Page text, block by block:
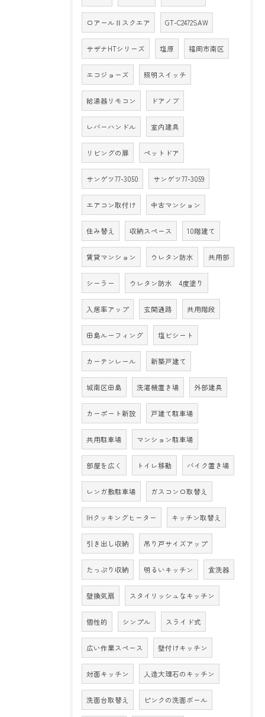
ロアールⅡスクエア GT-C2472SAW
サザナHTシリーズ 塩原 福岡市南区
エコジョーズ 照明スイッチ
給湯器リモコン ドアノブ
レバーハンドル 室内建具
リビングの扉 ペットドア
サンゲツ77-3050 サンゲツ77-3059
エアコン取付け 中古マンション
住み替え 収納スペース 10階建て
賃貸マンション ウレタン防水 共用部
シーラー ウレタン防水 4度塗り
入居率アップ 玄関通路 共用階段
田島ルーフィング 塩ビシート
カーテンレール 新築戸建て
城南区田島 洗濯機置き場 外部建具
カーポート新設 戸建て駐車場
共用駐車場 マンション駐車場
部屋を広く トイレ移動 バイク置き場
レンガ敷駐車場 ガスコンロ取替え
IHクッキングヒーター キッチン取替え
引き出し収納 吊り戸サイズアップ
たっぷり収納 明るいキッチン 食洗器
壁換気扇 スタイリッシュなキッチン
個性的 シンプル スライド式
広い作業スペース 壁付けキッチン
対面キッチン 人造大理石のキッチン
洗面台取替え ピンクの洗面ボール